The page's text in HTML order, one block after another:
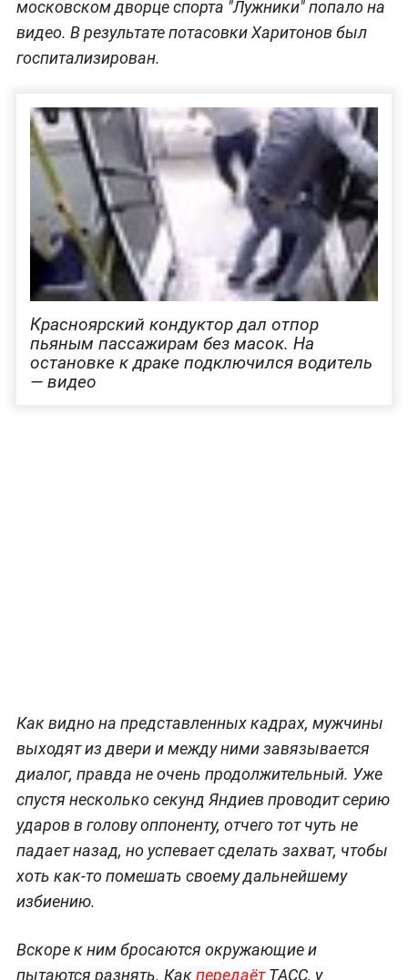
московском дворце спорта "Лужники" попало на
видео. В результате потасовки Харитонов был
госпитализирован.
Красноярский кондуктор дал отпор
пьяным пассажирам без масок. На
остановке к драке подключился водитель
— видео
Как видно на представленных кадрах, мужчины
выходят из двери и между ними завязывается
диалог, правда не очень продолжительный. Уже
спустя несколько секунд Яндиев проводит серию
ударов в голову оппоненту, отчего тот чуть не
падает назад, но успевает сделать захват, чтобы
хоть как-то помешать своему дальнейшему
избиению.
Вскоре к ним бросаются окружающие и
пытаются разнять. КакпередаётТАСС, у